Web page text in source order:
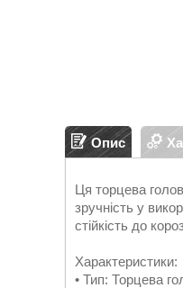
Опис
Ця торцева
зручність у
стійкість до
Характеристики:
• Тип: Торцева